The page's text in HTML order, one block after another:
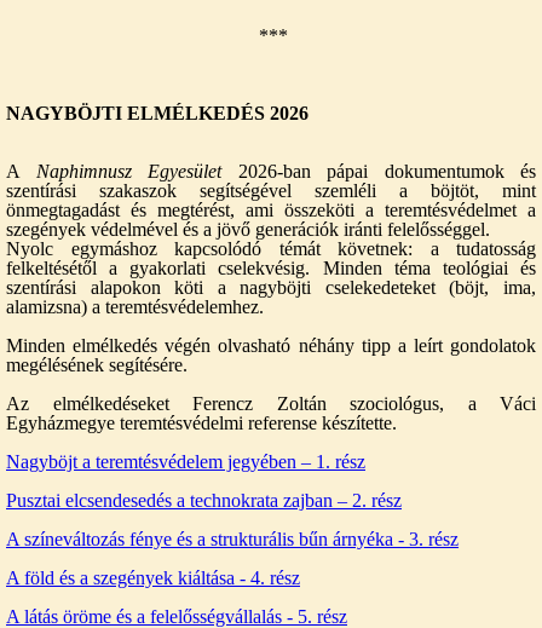
***
NAGYBÖJTI ELMÉLKEDÉS 2026
A Naphimnusz Egyesület2026-ban pápai dokumentumok és
szentírási szakaszok segítségével szemléli a böjtöt, mint
önmegtagadást és megtérést, ami összeköti a teremtésvédelmet a
szegények védelmével és a jövő generációk iránti felelősséggel.
Nyolc egymáshoz kapcsolódó témát követnek: a tudatosság
felkeltésétől a gyakorlati cselekvésig. Minden téma teológiai és
szentírási alapokon köti a nagyböjti cselekedeteket (böjt, ima,
alamizsna) a teremtésvédelemhez.
Minden elmélkedés végén olvasható néhány tipp a leírt gondolatok
megélésének segítésére.
Az elmélkedéseket Ferencz Zoltán szociológus, a Váci
Egyházmegye teremtésvédelmi referense készítette.
Nagyböjt a teremtésvédelem jegyében – 1. rész
Pusztai elcsendesedés a technokrata zajban – 2. rész
A színeváltozás fénye és a strukturális bűn árnyéka - 3. rész
A föld és a szegények kiáltása - 4. rész
A látás öröme és a felelősségvállalás - 5. rész